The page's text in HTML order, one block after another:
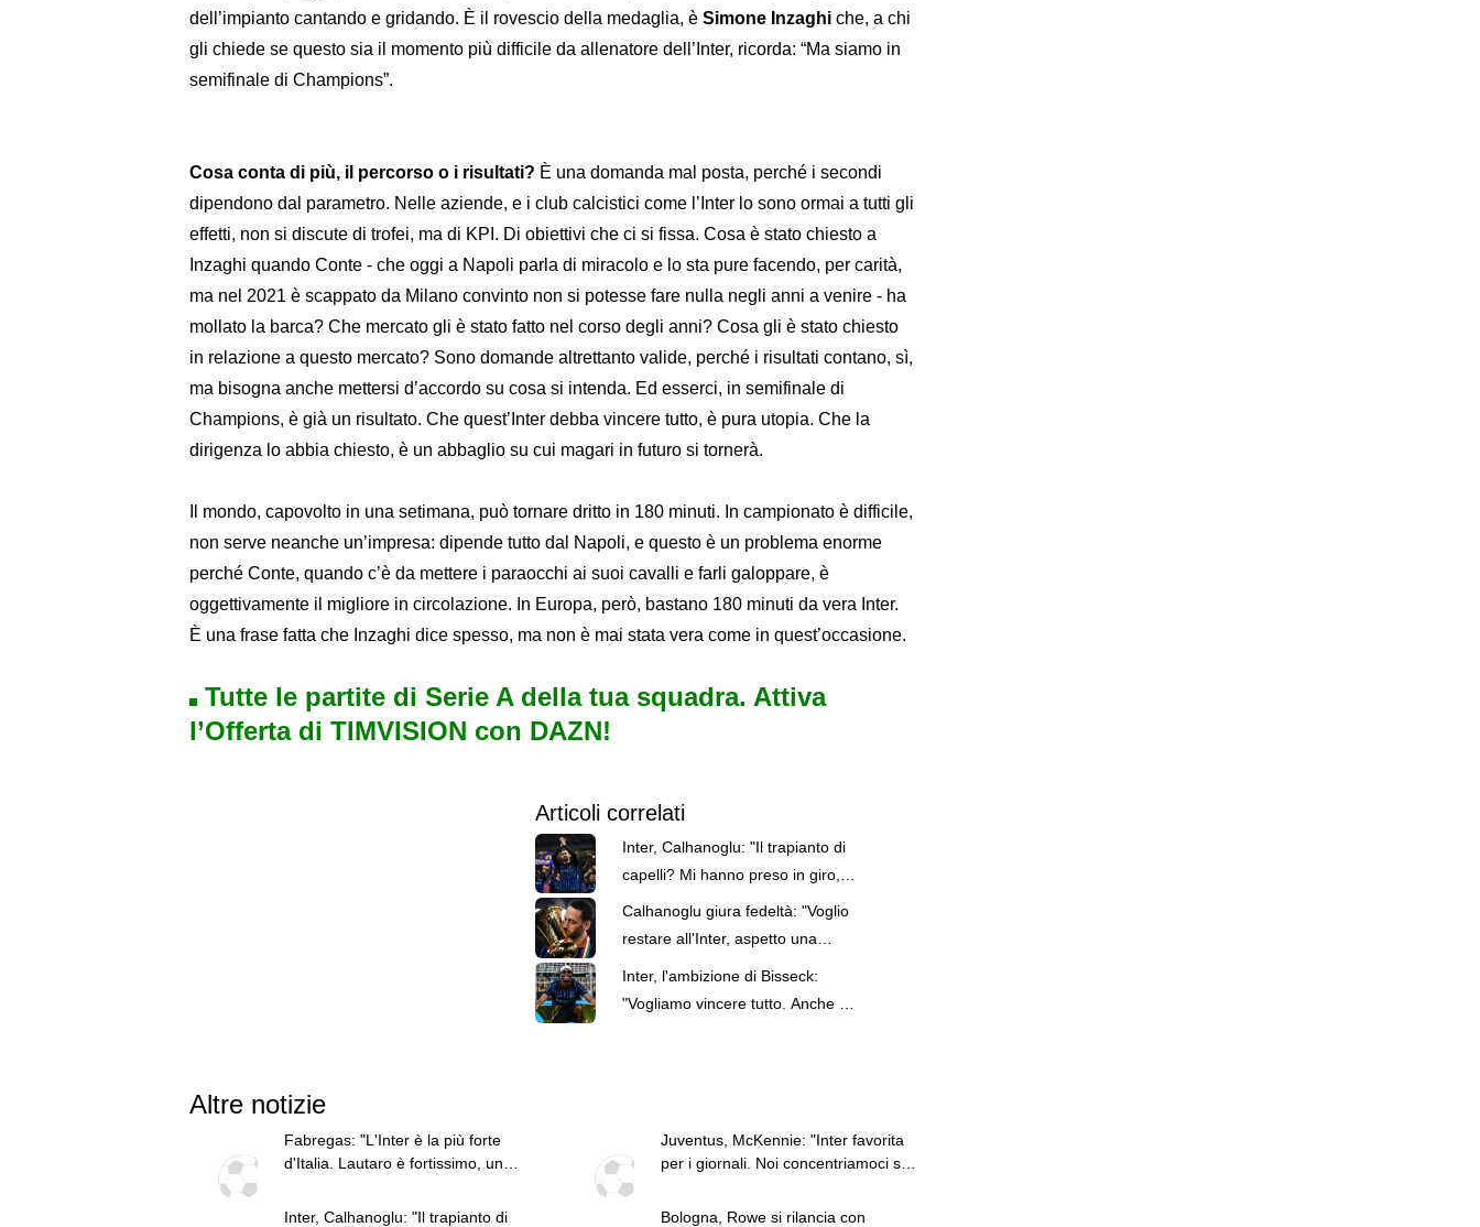
dell’impianto cantando e gridando. È il rovescio della medaglia, è Simone Inzaghi che, a chi
gli chiede se questo sia il momento più difficile da allenatore dell’Inter, ricorda: “Ma siamo in
semifinale di Champions”.
Cosa conta di più, il percorso o i risultati? È una domanda mal posta, perché i secondi
dipendono dal parametro. Nelle aziende, e i club calcistici come l’Inter lo sono ormai a tutti gli
effetti, non si discute di trofei, ma di KPI. Di obiettivi che ci si fissa. Cosa è stato chiesto a
Inzaghi quando Conte - che oggi a Napoli parla di miracolo e lo sta pure facendo, per carità,
ma nel 2021 è scappato da Milano convinto non si potesse fare nulla negli anni a venire - ha
mollato la barca? Che mercato gli è stato fatto nel corso degli anni? Cosa gli è stato chiesto
in relazione a questo mercato? Sono domande altrettanto valide, perché i risultati contano, sì,
ma bisogna anche mettersi d’accordo su cosa si intenda. Ed esserci, in semifinale di
Champions, è già un risultato. Che quest’Inter debba vincere tutto, è pura utopia. Che la
dirigenza lo abbia chiesto, è un abbaglio su cui magari in futuro si tornerà.
Il mondo, capovolto in una setimana, può tornare dritto in 180 minuti. In campionato è difficile,
non serve neanche un’impresa: dipende tutto dal Napoli, e questo è un problema enorme
perché Conte, quando c’è da mettere i paraocchi ai suoi cavalli e farli galoppare, è
oggettivamente il migliore in circolazione. In Europa, però, bastano 180 minuti da vera Inter.
È una frase fatta che Inzaghi dice spesso, ma non è mai stata vera come in quest’occasione.
Tutte le partite di Serie A della tua squadra. Attiva
l’Offerta di TIMVISION con DAZN!
Articoli correlati
Inter, Calhanoglu: "Il trapianto di
capelli? Mi hanno preso in giro,
ma ora mi sento meglio"
Calhanoglu giura fedeltà: "Voglio
restare all'Inter, aspetto una
chiamata per il rinnovo"
Inter, l'ambizione di Bisseck:
"Vogliamo vincere tutto. Anche la
Altre notizie
Fabregas: "L'Inter è la più forte
d'Italia. Lautaro è fortissimo, un
Juventus, McKennie: "Inter favorita
per i giornali. Noi concentriamoci sul
Inter, Calhanoglu: "Il trapianto di
Bologna, Rowe si rilancia con